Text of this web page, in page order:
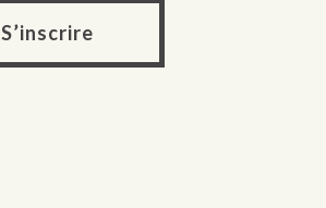
S’inscrire